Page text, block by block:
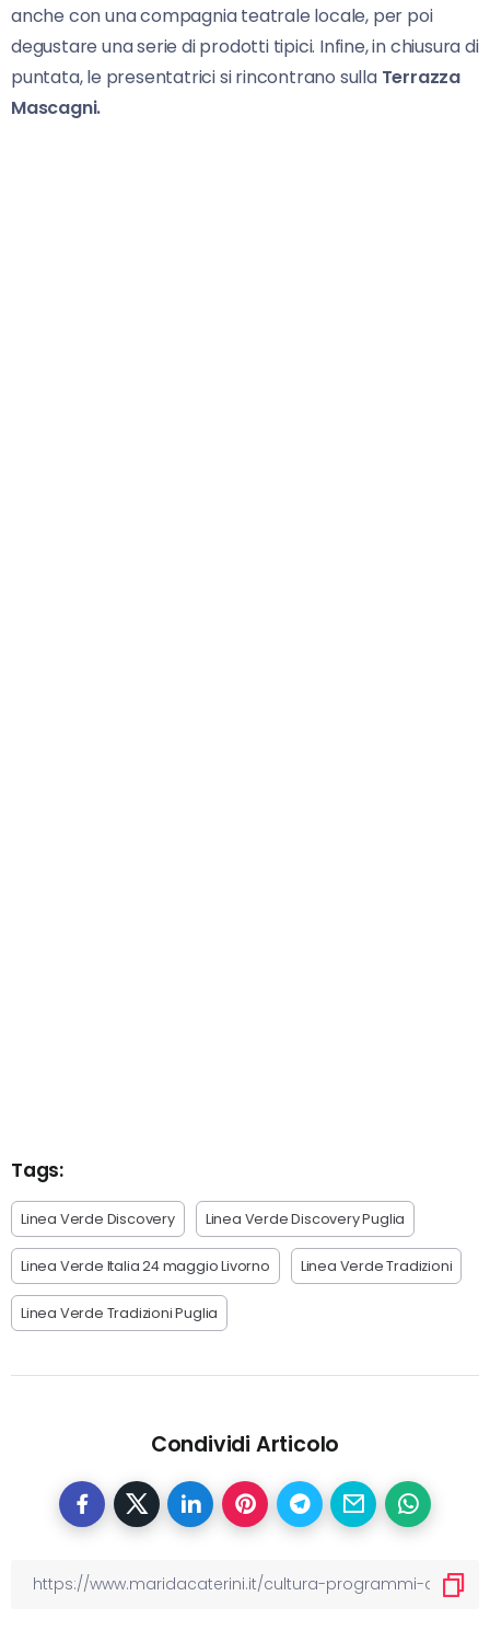
anche con una compagnia teatrale locale, per poi
degustare una serie di prodotti tipici. Infine, in chiusura di
puntata, le presentatrici si rincontrano sulla Terrazza
Mascagni.
Tags:
Linea Verde Discovery Linea Verde Discovery Puglia
Linea Verde Italia 24 maggio Livorno Linea Verde Tradizioni
Linea Verde Tradizioni Puglia
Condividi Articolo